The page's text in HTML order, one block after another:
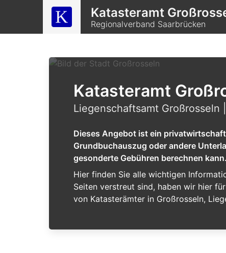
Katasteramt
Regionalverband Saarbrücken
Katasteramt
Liegenschaftsamt Großrosseln
Dieses Angebot ist ein
Grundbuchauszug oder andere
gesonderte Gebühren berechnen kann.
Hier finden Sie alle wichtigen
Seiten verstreut sind, haben wir hier
von Katasterämter in Großrosseln,